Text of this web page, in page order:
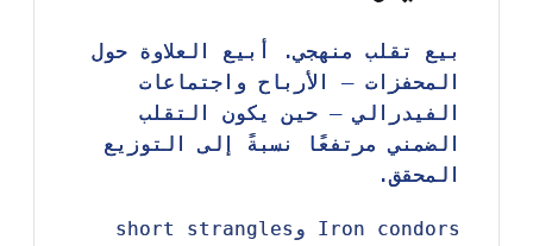
بيع تقلب منهجي. أبيع العلاوة حول
المحفزات — الأرباح واجتماعات
الفيدرالي — حين يكون التقلب
الضمني مرتفعًا نسبةً إلى التوزيع
المحقق.
Iron condors وshort strangles
بيع تقلب منهجي. أبيع العلاوة حول
المحفزات — الأرباح واجتماعات
الفيدرالي — حين يكون التقلب
الضمني مرتفعًا نسبةً إلى التوزيع
المحقق.
Iron condors وshort strangles